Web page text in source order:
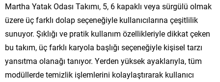
Martha Yatak Odası Takımı, 5, 6 kapaklı veya sürgülü olmak
üzere üç farklı dolap seçeneğiyle kullanıcılarına çeşitlilik
sunuyor. Şıklığı ve pratik kullanım özellikleriyle dikkat çeken
bu takım, üç farklı karyola başlığı seçeneğiyle kişisel tarzı
yansıtma olanağı tanıyor. Yerden yüksek ayaklarıyla, tüm
modüllerde temizlik işlemlerini kolaylaştırarak kullanıcı